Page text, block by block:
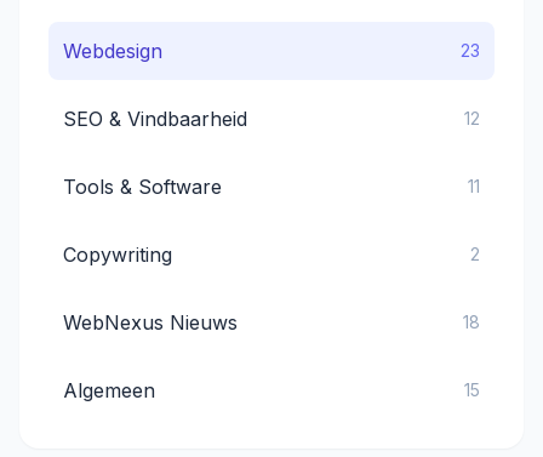
Webdesign 23
SEO & Vindbaarheid 12
Tools & Software 11
Copywriting 2
WebNexus Nieuws 18
Algemeen 15